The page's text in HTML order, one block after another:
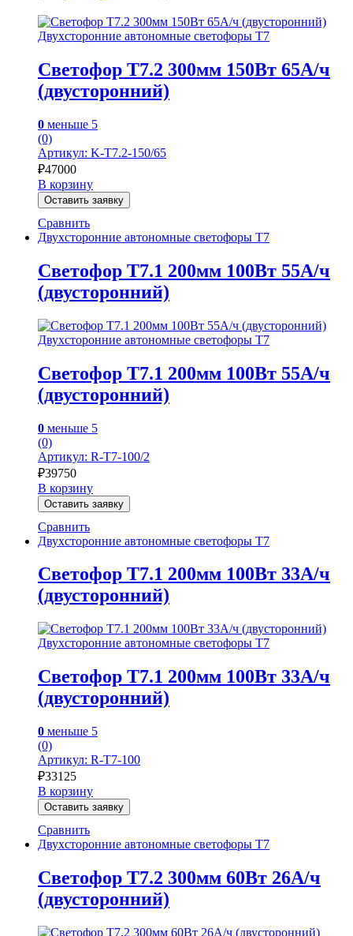
Двухсторонние автономные светофоры Т7
Светофор Т7.2 300мм 150Вт 65А/ч
(двусторонний)
0 меньше 5
(0)
Артикул: K-Т7.2-150/65
₽47000
В корзину
Оставить заявку
Сравнить
Двухсторонние автономные светофоры Т7
Светофор Т7.1 200мм 100Вт 55А/ч
(двусторонний)
Двухсторонние автономные светофоры Т7
Светофор Т7.1 200мм 100Вт 55А/ч
(двусторонний)
0 меньше 5
(0)
Артикул: R-Т7-100/2
₽39750
В корзину
Оставить заявку
Сравнить
Двухсторонние автономные светофоры Т7
Светофор Т7.1 200мм 100Вт 33А/ч
(двусторонний)
Двухсторонние автономные светофоры Т7
Светофор Т7.1 200мм 100Вт 33А/ч
(двусторонний)
0 меньше 5
(0)
Артикул: R-Т7-100
₽33125
В корзину
Оставить заявку
Сравнить
Двухсторонние автономные светофоры Т7
Светофор Т7.2 300мм 60Вт 26А/ч
(двусторонний)